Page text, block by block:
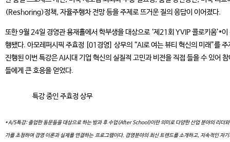
(Reshoring)정책, 자율주행차 전망 등을 주제로 뜨거운 질의 응답이 이어졌다.
또한 9월 24일 경영관 용재홀에서 학부생을 대상으로 ‘제21회 YVIP 콜로키움’*이
행됐다. 아모레퍼시픽 주효정 [01경영] 상무의 “AI로 여는 뷰티 혁신의 미래”를 주
진행된 이번 특강은 AI시대 기업 혁신의 실질적 고민과 비전을 직접 들을 수 있어 참
들에게 큰 호응을 얻었다.
특강 중인 주효정 상무
* A/S특강: 졸업한 동문들을 대상으로 하는 방과 후 수업(After School)이란 의미로 다양한 산업 분야의 리더
가를 초청하여 경영 이론과 실제를 연결하는 프로그램이다. 경영분야의 최신 트렌드를 소개하고, 지속적인 자